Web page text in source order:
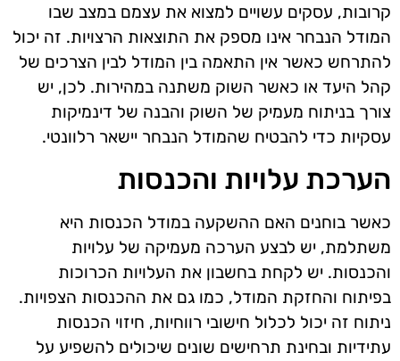
קרובות, עסקים עשויים למצוא את עצמם במצב שבו
המודל הנבחר אינו מספק את התוצאות הרצויות. זה יכול
להתרחש כאשר אין התאמה בין המודל לבין הצרכים של
קהל היעד או כאשר השוק משתנה במהירות. לכן, יש
צורך בניתוח מעמיק של השוק והבנה של דינמיקות
עסקיות כדי להבטיח שהמודל הנבחר יישאר רלוונטי.
הערכת עלויות והכנסות
כאשר בוחנים האם ההשקעה במודל הכנסות היא
משתלמת, יש לבצע הערכה מעמיקה של עלויות
והכנסות. יש לקחת בחשבון את העלויות הכרוכות
בפיתוח והחזקת המודל, כמו גם את ההכנסות הצפויות.
ניתוח זה יכול לכלול חישובי רווחיות, חיזוי הכנסות
עתידיות ובחינת תרחישים שונים שיכולים להשפיע על